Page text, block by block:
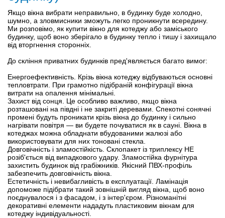
Якщо вікна вибрати неправильно, в будинку буде холодно,
шумно, а зловмисники зможуть легко проникнути всередину.
Ми розповімо, як купити вікно для котеджу або заміського
будинку, щоб воно зберігало в будинку тепло і тишу і захищало
від вторгнення сторонніх.
До скління приватних будинків пред'являється багато вимог:
Енергоефективність. Крізь вікна котеджу відбуваються основні
тепловтрати. При грамотно підібраній конфігурації вікна
витрати на опалення мінімальні.
Захист від сонця. Це особливо важливо, якщо вікна
розташовані на півдні і не закриті деревами. Спекотні сонячні
промені будуть проникати крізь вікна до будинку і сильно
нагрівати повітря — ви будете почуватися як в сауні. Вікна в
котеджах можна обладнати вбудованими жалюзі або
використовувати для них тоновані стекла.
Довговічність і зламостійкість. Склопакет із триплексу НЕ
розіб'ється від випадкового удару. Зламостійка фурнітура
захистить будинок від грабіжників. Якісний ПВХ-профіль
забезпечить довговічність вікна.
Естетичність і невибагливість в експлуатації. Ламінація
допоможе підібрати такий зовнішній вигляд вікна, щоб воно
поєднувалося і з фасадом, і з інтер'єром. Різноманітні
декоративні елементи нададуть пластиковим вікнам для
котеджу індивідуальності.